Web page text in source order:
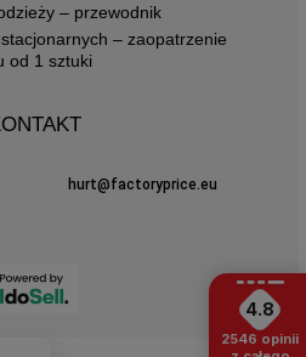
– przewodnik
– zaopatrzenie
od 1 sztuki
hurt@factoryprice.eu
4.8
2546 opinii